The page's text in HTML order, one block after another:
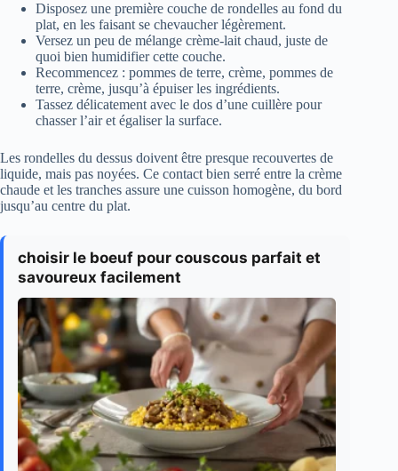
Disposez une première couche de rondelles au fond du
plat, en les faisant se chevaucher légèrement.
Versez un peu de mélange crème-lait chaud, juste de
quoi bien humidifier cette couche.
Recommencez : pommes de terre, crème, pommes de
terre, crème, jusqu’à épuiser les ingrédients.
Tassez délicatement avec le dos d’une cuillère pour
chasser l’air et égaliser la surface.
Les rondelles du dessus doivent être presque recouvertes de
liquide, mais pas noyées. Ce contact bien serré entre la crème
chaude et les tranches assure une cuisson homogène, du bord
jusqu’au centre du plat.
choisir le boeuf pour couscous parfait et
savoureux facilement